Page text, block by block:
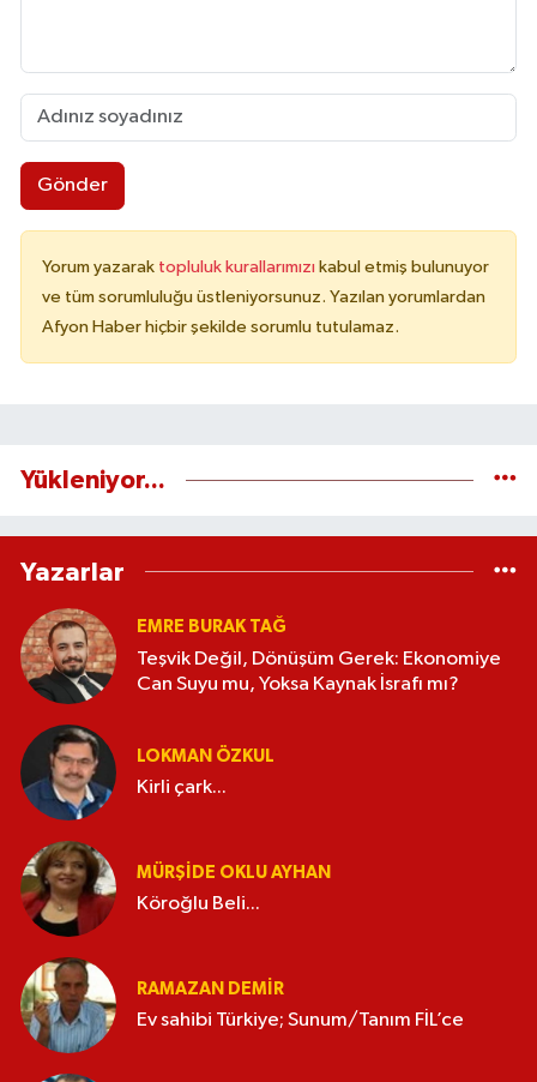
Gönder
Yorum yazarak topluluk kurallarımızı kabul etmiş bulunuyor
ve tüm sorumluluğu üstleniyorsunuz. Yazılan yorumlardan
Afyon Haber hiçbir şekilde sorumlu tutulamaz.
Yükleniyor...
Yazarlar
EMRE BURAK TAĞ
Teşvik Değil, Dönüşüm Gerek: Ekonomiye
Can Suyu mu, Yoksa Kaynak İsrafı mı?
LOKMAN ÖZKUL
Kirli çark...
MÜRŞIDE OKLU AYHAN
Köroğlu Beli...
RAMAZAN DEMİR
Ev sahibi Türkiye; Sunum/Tanım FİL’ce